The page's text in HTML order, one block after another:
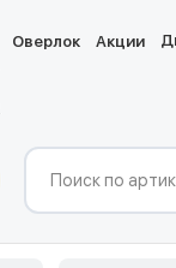
Оверлок Акции